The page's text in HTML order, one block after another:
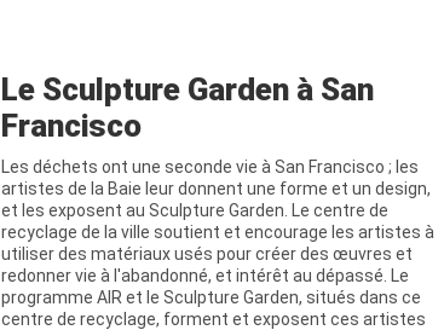
Le Sculpture Garden à San
Francisco
Les déchets ont une seconde vie à San Francisco ; les
artistes de la Baie leur donnent une forme et un design,
et les exposent au Sculpture Garden. Le centre de
recyclage de la ville soutient et encourage les artistes à
utiliser des matériaux usés pour créer des œuvres et
redonner vie à l'abandonné, et intérêt au dépassé. Le
programme AIR et le Sculpture Garden, situés dans ce
centre de recyclage, forment et exposent ces artistes